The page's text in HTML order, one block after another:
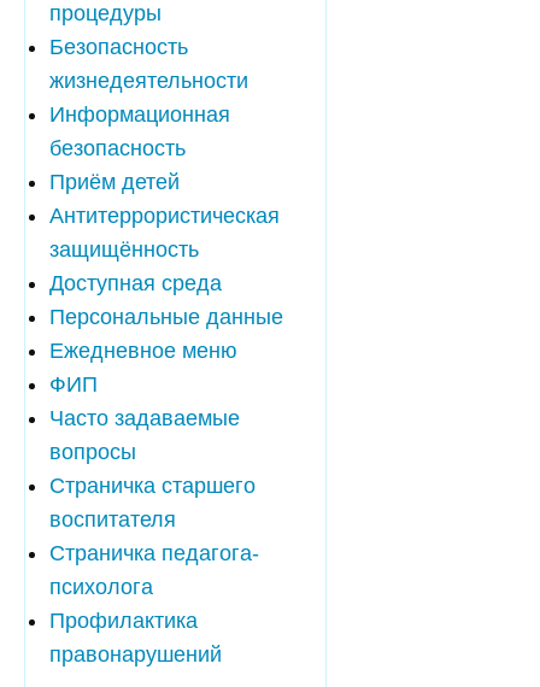
процедуры
Безопасность
жизнедеятельности
Информационная
безопасность
Приём детей
Антитеррористическая
защищённость
Доступная среда
Персональные данные
Ежедневное меню
ФИП
Часто задаваемые
вопросы
Страничка старшего
воспитателя
Страничка педагога-
психолога
Профилактика
правонарушений